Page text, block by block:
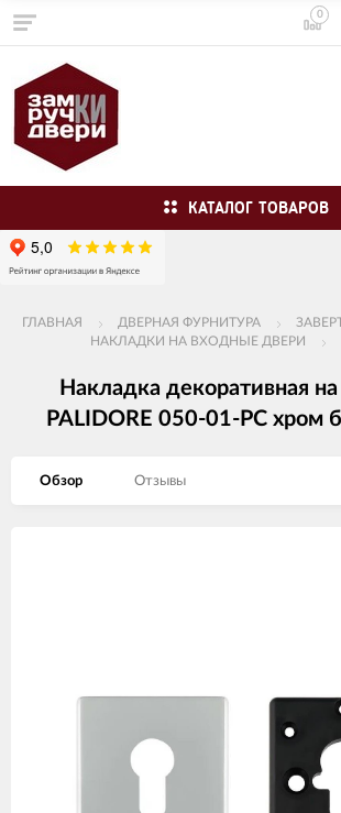
0
КАТАЛОГ ТОВАРОВ
ГЛАВНАЯ ДВЕРНАЯ ФУРНИТУРА
НАКЛАДКИ НА ВХОДНЫЕ ДВЕРИ
Накладка декоративная
PALIDORE 050-01-PC хром
Обзор Отзывы